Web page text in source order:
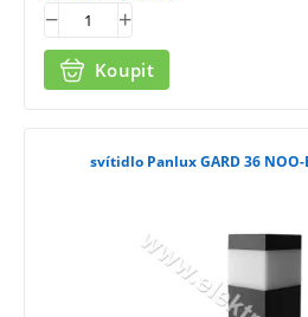
Koupit
svítidlo Panlux GARD 36